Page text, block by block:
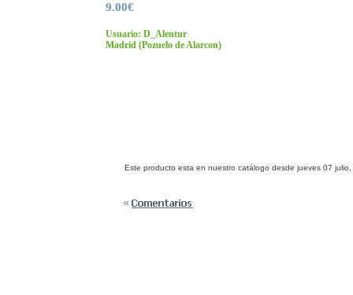
9.00€
Usuario: D_Alentur
Madrid (Pozuelo de Alarcon)
Este producto esta en nuestro catálogo desde jueves 07